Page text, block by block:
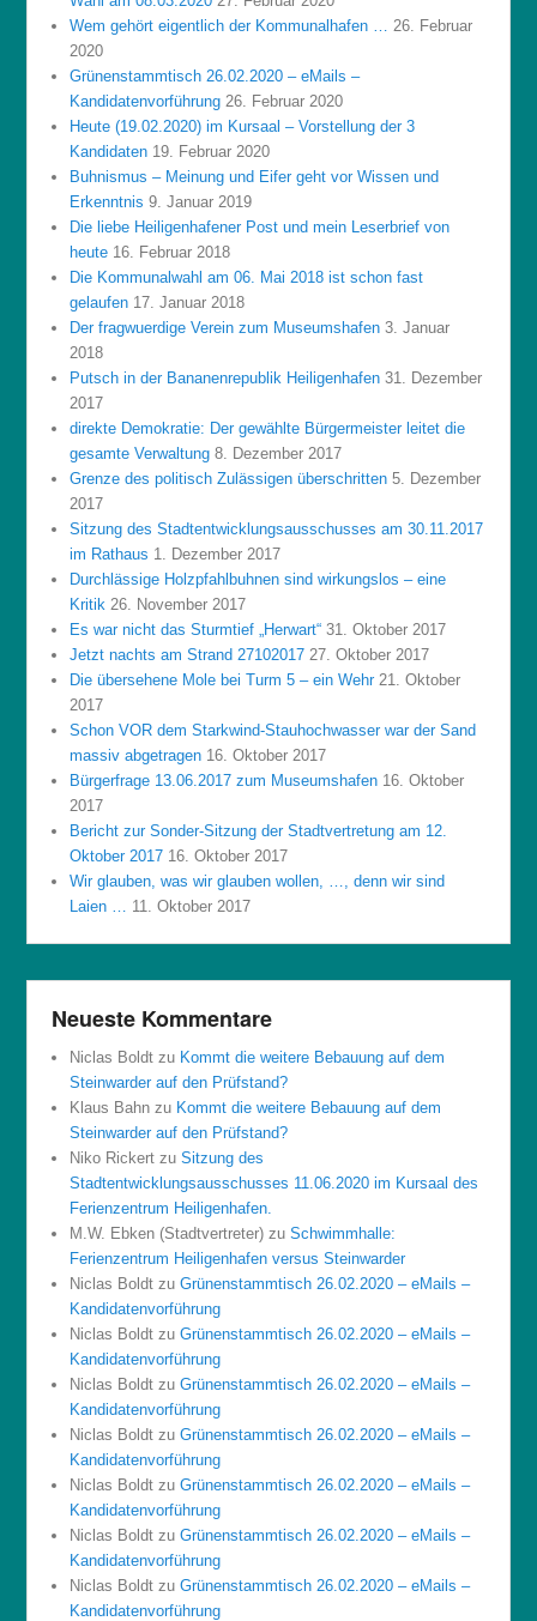
Wem gehört eigentlich der Kommunalhafen …
26. Februar
2020
Grünenstammtisch 26.02.2020 – eMails –
Kandidatenvorführung 26. Februar 2020
Heute (19.02.2020) im Kursaal – Vorstellung der 3
Kandidaten 19. Februar 2020
Buhnismus – Meinung und Eifer geht vor Wissen und
Erkenntnis 9. Januar 2019
Die liebe Heiligenhafener Post und mein Leserbrief von
heute 16. Februar 2018
Die Kommunalwahl am 06. Mai 2018 ist schon fast
gelaufen 17. Januar 2018
Der fragwuerdige Verein zum Museumshafen 3. Januar
2018
Putsch in der Bananenrepublik Heiligenhafen 31. Dezember
2017
direkte Demokratie: Der gewählte Bürgermeister leitet die
gesamte Verwaltung 8. Dezember 2017
Grenze des politisch Zulässigen überschritten 5. Dezember
2017
Sitzung des Stadtentwicklungsausschusses am 30.11.2017
im Rathaus 1. Dezember 2017
Durchlässige Holzpfahlbuhnen sind wirkungslos – eine
Kritik 26. November 2017
Es war nicht das Sturmtief „Herwart“ 31. Oktober 2017
Jetzt nachts am Strand 27102017 27. Oktober 2017
Die übersehene Mole bei Turm 5 – ein Wehr 21. Oktober
2017
Schon VOR dem Starkwind-Stauhochwasser war der Sand
massiv abgetragen 16. Oktober 2017
Bürgerfrage 13.06.2017 zum Museumshafen 16. Oktober
2017
Bericht zur Sonder-Sitzung der Stadtvertretung am 12.
Oktober 2017 16. Oktober 2017
Wir glauben, was wir glauben wollen, …, denn wir sind
Laien …
11. Oktober 2017
Neueste Kommentare
Niclas Boldt zu Kommt die weitere Bebauung auf dem
Steinwarder auf den Prüfstand?
Klaus Bahn zu Kommt die weitere Bebauung auf dem
Steinwarder auf den Prüfstand?
Niko Rickert zuSitzung des
Stadtentwicklungsausschusses 11.06.2020 im Kursaal des
Ferienzentrum Heiligenhafen.
M.W. Ebken (Stadtvertreter) zuSchwimmhalle:
Ferienzentrum Heiligenhafen versus Steinwarder
Niclas Boldt zuGrünenstammtisch 26.02.2020 – eMails –
Kandidatenvorführung
Niclas Boldt zuGrünenstammtisch 26.02.2020 – eMails –
Kandidatenvorführung
Niclas Boldt zuGrünenstammtisch 26.02.2020 – eMails –
Kandidatenvorführung
Niclas Boldt zuGrünenstammtisch 26.02.2020 – eMails –
Kandidatenvorführung
Niclas Boldt zuGrünenstammtisch 26.02.2020 – eMails –
Kandidatenvorführung
Niclas Boldt zuGrünenstammtisch 26.02.2020 – eMails –
Kandidatenvorführung
Niclas Boldt zuGrünenstammtisch 26.02.2020 – eMails –
Kandidatenvorführung